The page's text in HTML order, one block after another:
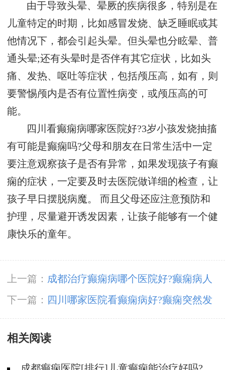
由于导致头晕、晕厥的疾病很多，特别是在
儿童特定的时期，比如感冒发烧、缺乏睡眠或其
他情况下，都会引起头晕。但头晕也分眩晕、普
通头晕;还有头晕时是否伴有其它症状，比如头
痛、发热、呕吐等症状，包括颅压高，如有，则
要警惕颅内是否有位置性病变，或颅压高的可
能。
四川看癫痫病哪家医院好?3岁小孩发烧抽搐
有可能是癫痫吗?父母和朋友在日常生活中一定
要注意观察孩子是否有异常，如果发现孩子有癫
痫的症状，一定要及时去医院做详细的检查，让
孩子早日摆脱病魔。 而且父母还应注意预防和
护理，尽量避开诱发因素，让孩子能够有一个健
康快乐的童年。
上一篇： 成都治疗癫痫病哪个医院好?癫痫病人
吃药不规律影响大吗?
下一篇：
四川哪家医院看癫痫病好?癫痫突然发
作应该怎么急救?
相关阅读